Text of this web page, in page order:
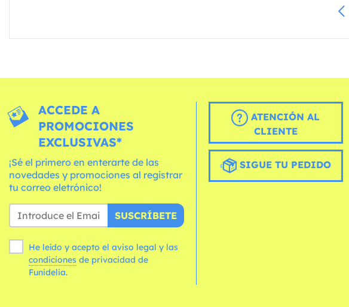
ACCEDE A
PROMOCIONES
EXCLUSIVAS*
¡Sé el primero en enterarte de las
novedades y promociones al registrar
tu correo eletrónico!
SUSCRÍBETE
He leído y acepto el aviso legal y las
condiciones
Funidelia.
ATENCIÓN AL
CLIENTE
SIGUE TU PEDIDO